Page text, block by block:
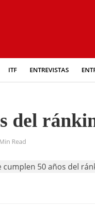
ITF ENTREVISTAS
del
Read